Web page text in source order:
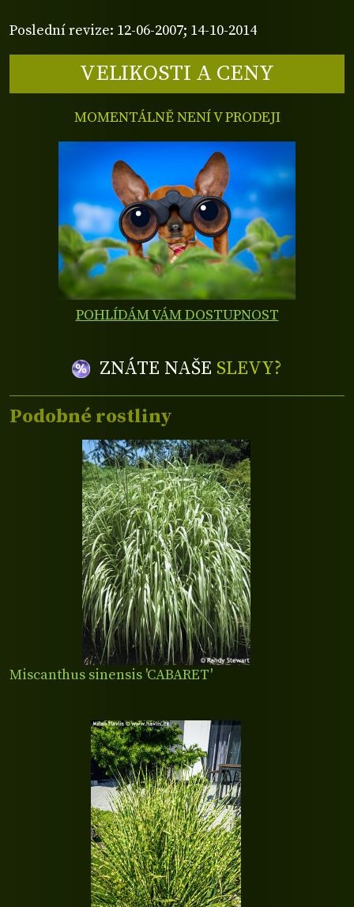
Poslední revize: 12-06-2007; 14-10-2014
VELIKOSTI A CENY
MOMENTÁLNĚ NENÍ V PRODEJI
POHLÍDÁM VÁM DOSTUPNOST
ZNÁTE NAŠE SLEVY?
Podobné rostliny
Miscanthus sinensis 'CABARET'